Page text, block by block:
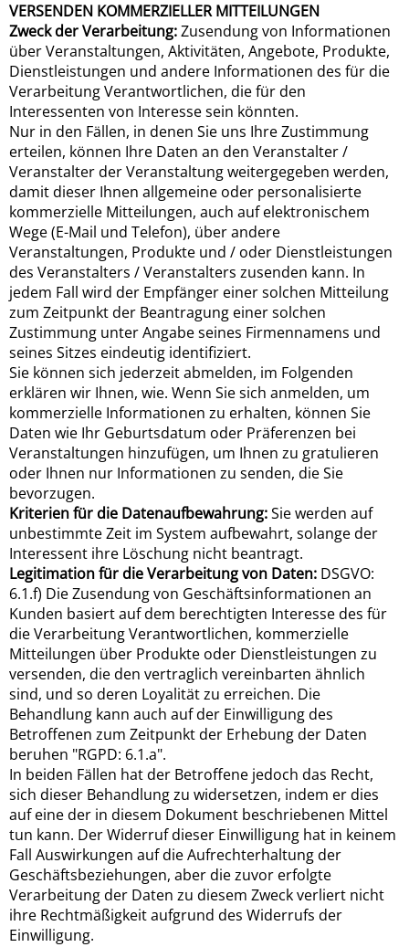
VERSENDEN KOMMERZIELLER MITTEILUNGEN
Zweck der Verarbeitung:Zusendung von Informationen
über Veranstaltungen, Aktivitäten, Angebote, Produkte,
Dienstleistungen und andere Informationen des für die
Verarbeitung Verantwortlichen, die für den
Interessenten von Interesse sein könnten.
Nur in den Fällen, in denen Sie uns Ihre Zustimmung
erteilen, können Ihre Daten an den Veranstalter /
Veranstalter der Veranstaltung weitergegeben werden,
damit dieser Ihnen allgemeine oder personalisierte
kommerzielle Mitteilungen, auch auf elektronischem
Wege (E-Mail und Telefon), über andere
Veranstaltungen, Produkte und / oder Dienstleistungen
des Veranstalters / Veranstalters zusenden kann. In
jedem Fall wird der Empfänger einer solchen Mitteilung
zum Zeitpunkt der Beantragung einer solchen
Zustimmung unter Angabe seines Firmennamens und
seines Sitzes eindeutig identifiziert.
Sie können sich jederzeit abmelden, im Folgenden
erklären wir Ihnen, wie. Wenn Sie sich anmelden, um
kommerzielle Informationen zu erhalten, können Sie
Daten wie Ihr Geburtsdatum oder Präferenzen bei
Veranstaltungen hinzufügen, um Ihnen zu gratulieren
oder Ihnen nur Informationen zu senden, die Sie
bevorzugen.
Kriterien für die Datenaufbewahrung:Sie werden auf
unbestimmte Zeit im System aufbewahrt, solange der
Interessent ihre Löschung nicht beantragt.
Legitimation für die Verarbeitung von Daten: DSGVO:
6.1.f) Die Zusendung von Geschäftsinformationen an
Kunden basiert auf dem berechtigten Interesse des für
die Verarbeitung Verantwortlichen, kommerzielle
Mitteilungen über Produkte oder Dienstleistungen zu
versenden, die den vertraglich vereinbarten ähnlich
sind, und so deren Loyalität zu erreichen. Die
Behandlung kann auch auf der Einwilligung des
Betroffenen zum Zeitpunkt der Erhebung der Daten
beruhen "RGPD: 6.1.a".
In beiden Fällen hat der Betroffene jedoch das Recht,
sich dieser Behandlung zu widersetzen, indem er dies
auf eine der in diesem Dokument beschriebenen Mittel
tun kann. Der Widerruf dieser Einwilligung hat in keinem
Fall Auswirkungen auf die Aufrechterhaltung der
Geschäftsbeziehungen, aber die zuvor erfolgte
Verarbeitung der Daten zu diesem Zweck verliert nicht
ihre Rechtmäßigkeit aufgrund des Widerrufs der
Einwilligung.